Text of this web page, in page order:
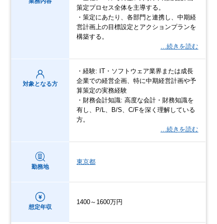
策定プロセス全体を主導する。
・策定にあたり、各部門と連携し、中期経
営計画上の目標設定とアクションプランを
構築する。
…続きを読む
対象となる方
・経験: IT・ソフトウェア業界または成長
企業での経営企画、特に中期経営計画や予
算策定の実務経験
・財務会計知識: 高度な会計・財務知識を
有し、P/L、B/S、C/Fを深く理解している
方。
…続きを読む
勤務地
東京都
想定年収
1400～1600万円